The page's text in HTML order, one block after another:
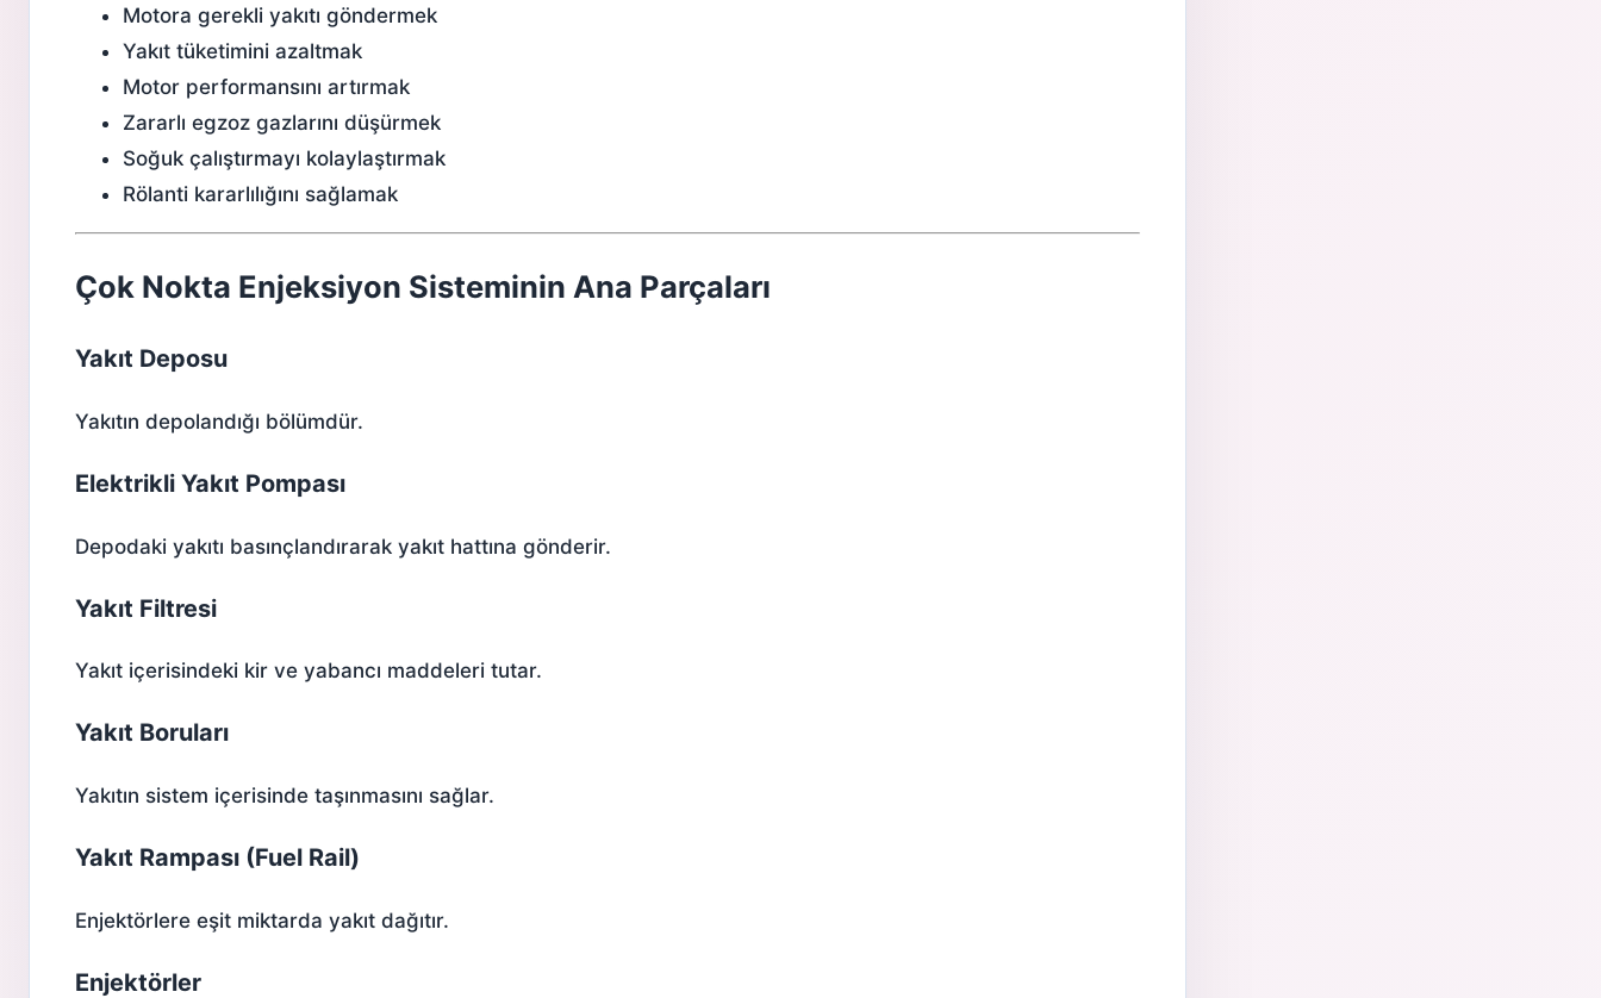
Motora gerekli yakıtı göndermek
Yakıt tüketimini azaltmak
Motor performansını artırmak
Zararlı egzoz gazlarını düşürmek
Soğuk çalıştırmayı kolaylaştırmak
Rölanti kararlılığını sağlamak
Çok Nokta Enjeksiyon Sisteminin Ana Parçaları
Yakıt Deposu
Yakıtın depolandığı bölümdür.
Elektrikli Yakıt Pompası
Depodaki yakıtı basınçlandırarak yakıt hattına gönderir.
Yakıt Filtresi
Yakıt içerisindeki kir ve yabancı maddeleri tutar.
Yakıt Boruları
Yakıtın sistem içerisinde taşınmasını sağlar.
Yakıt Rampası (Fuel Rail)
Enjektörlere eşit miktarda yakıt dağıtır.
Enjektörler